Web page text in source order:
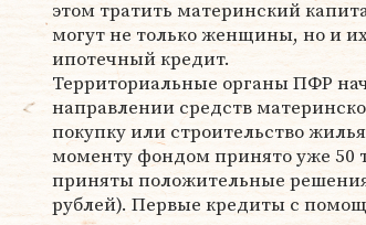
этом тратить материнский
могут не только женщины, но и
ипотечный кредит.
Территориальные органы ПФР
направлении средств
покупку или строительство
моменту фондом принято уже 50
приняты положительные
рублей). Первые кредиты с